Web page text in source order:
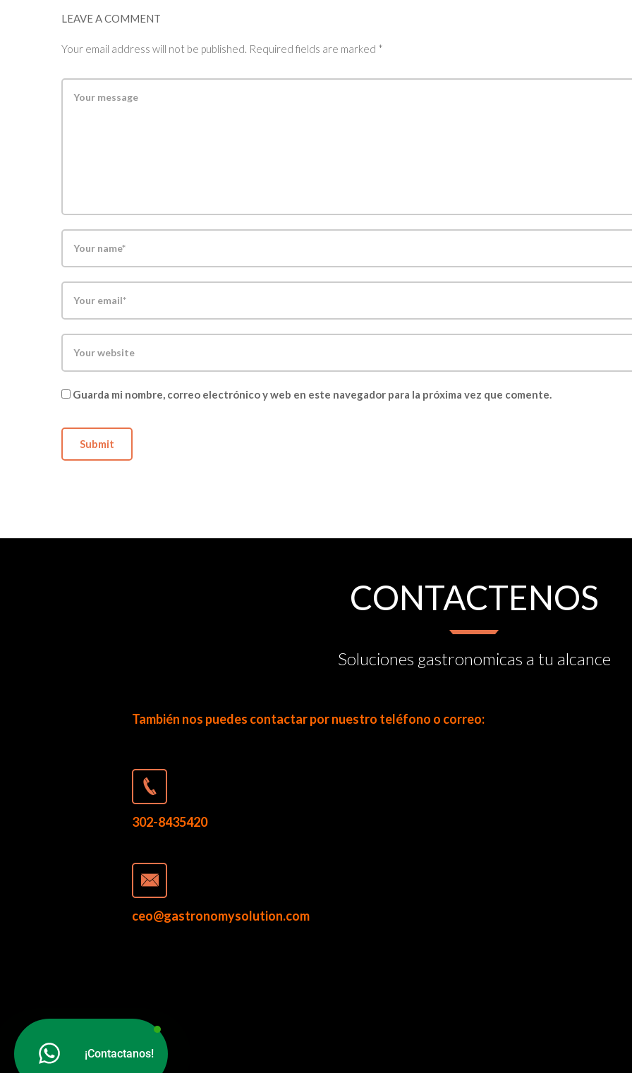
LEAVE A COMMENT
Your email address will not be published. Required fields are marked *
Guarda mi nombre, correo electrónico y web en este navegador para la próxima vez que comente.
CONTACTENOS
Soluciones gastronomicas a tu alcance
También nos puedes contactar por nuestro teléfono o correo:
302-8435420
ceo@gastronomysolution.com
¡Contactanos!